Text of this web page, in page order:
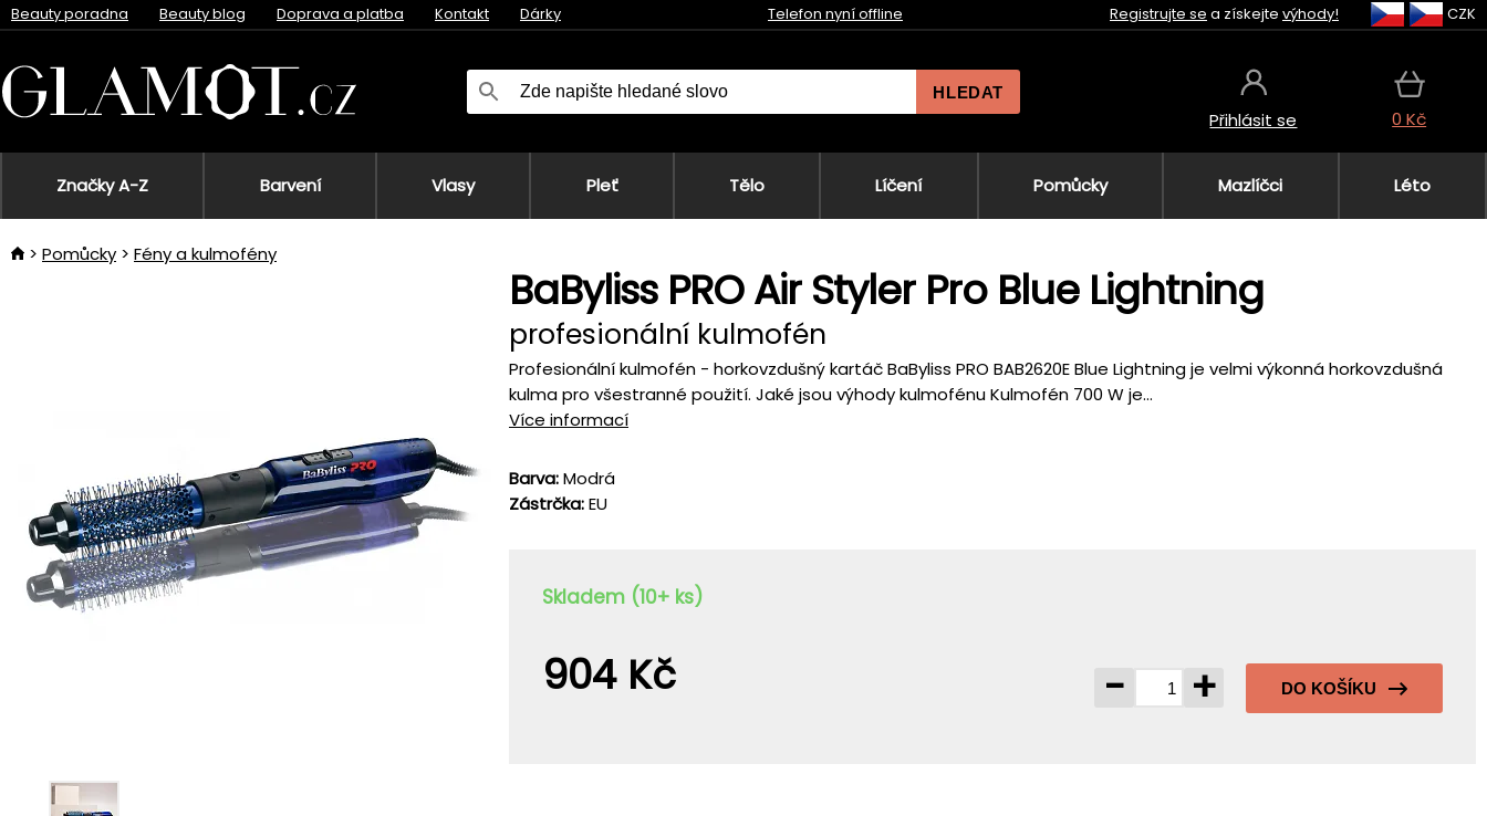
Beauty poradna Beauty blog Doprava a platba Kontakt Dárky Telefon nyní offline Registrujte se a získejte výhody! CZK
HLEDAT
Přihlásit se 0 Kč
Značky A-Z Barvení Vlasy Pleť Tělo Líčení Pomůcky Mazlíčci Léto
Pomůcky Fény a kulmofény
BaByliss PRO Air Styler Pro Blue Lightning
profesionální kulmofén
Profesionální kulmofén - horkovzdušný kartáč BaByliss PRO BAB2620E Blue Lightning je velmi výkonná horkovzdušná
kulma pro všestranné použití. Jaké jsou výhody kulmofénu Kulmofén 700 W je...
Více informací
Barva:Modrá
Zástrčka:EU
Skladem (10+ ks)
904 Kč - + DO KOŠÍKU